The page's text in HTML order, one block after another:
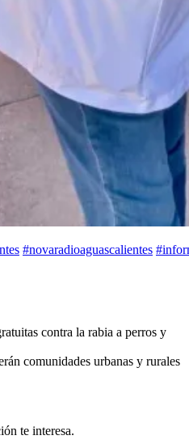
#novaradioaguascalientes
contra la rabia a perros y
comunidades urbanas y rurales
te interesa.